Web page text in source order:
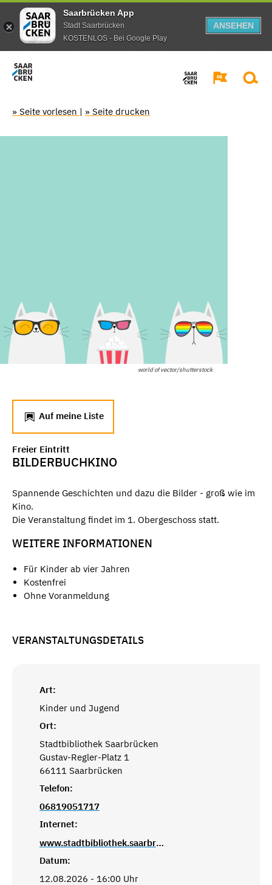
Saarbrücken App
Stadt Saarbrücken
KOSTENLOS - Bei Google Play
ANSEHEN
» Seite vorlesen | » Seite drucken
world of vector/shutterstock
Auf meine Liste
Freier Eintritt
BILDERBUCHKINO
Spannende Geschichten und dazu die Bilder - groß wie im
Kino.
Die Veranstaltung findet im 1. Obergeschoss statt.
WEITERE INFORMATIONEN
Für Kinder ab vier Jahren
Kostenfrei
Ohne Voranmeldung
VERANSTALTUNGSDETAILS
Art:
Kinder und Jugend
Ort:
Stadtbibliothek Saarbrücken
Gustav-Regler-Platz 1
66111 Saarbrücken
Telefon:
06819051717
Internet:
www.stadtbibliothek.saarbruecken.de
Datum:
12.08.2026 - 16:00 Uhr